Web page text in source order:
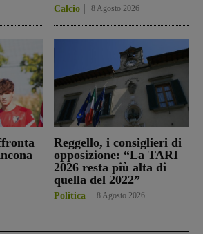
Calcio 8 Agosto 2026
Reggello, i consiglieri di
opposizione: “La TARI
2026 resta più alta di
quella del 2022”
Politica 8 Agosto 2026